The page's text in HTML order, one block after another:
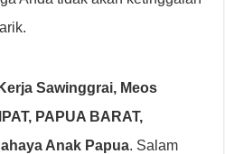
Sawinggrai, Meos
PAPUA BARAT,
Anak Papua. Salam